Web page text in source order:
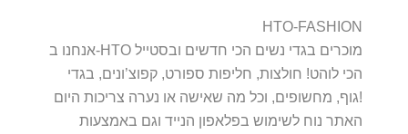
HTO-FASHION
אנחנו ב-HTO מוכרים בגדי נשים הכי חדשים ובסטייל
הכי לוהט! חולצות, חליפות ספורט, קפוצ’ונים, בגדי
גוף, מחשופים, וכל מה שאישה או נערה צריכות היום!
האתר נוח לשימוש בפלאפון הנייד וגם באמצעות